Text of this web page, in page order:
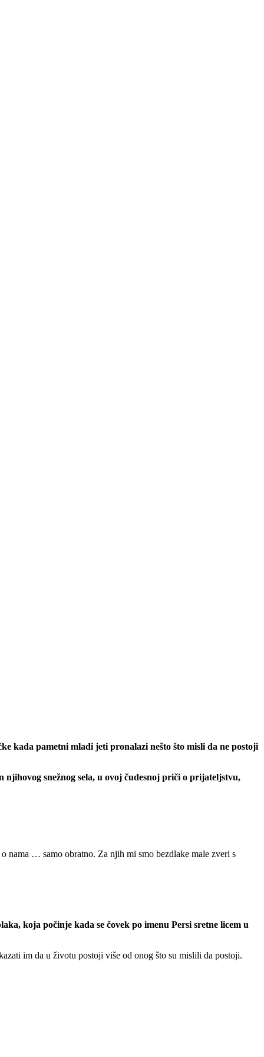
kada pametni mladi jeti pronalazi nešto što misli da ne postoji
snežnog sela, u ovoj čudesnoj priči o prijateljstvu,
nama … samo obratno. Za njih mi smo bezdlake male zveri s
koja počinje kada se čovek po imenu Persi sretne licem u
im da u životu postoji više od onog što su mislili da postoji.